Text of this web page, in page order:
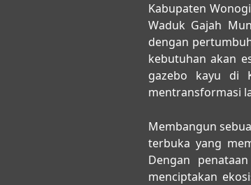
Kabupaten
Waduk Gajah
dengan
kebutuhan akan
gazebo kayu di
mentransformasi
Membangun
terbuka yang
Dengan
menciptakan